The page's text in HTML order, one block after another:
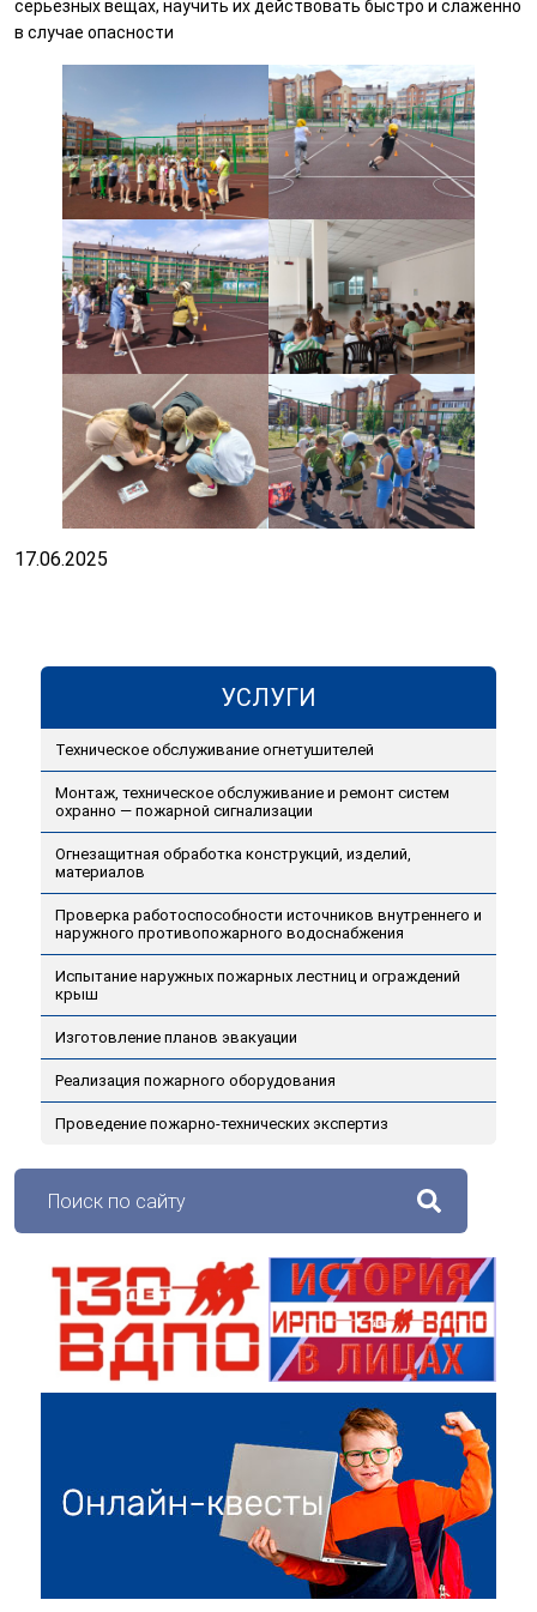
серьезных вещах, научить их действовать быстро и слаженно
в случае опасности
17.06.2025
УСЛУГИ
Техническое обслуживание огнетушителей
Монтаж, техническое обслуживание и ремонт систем
охранно — пожарной сигнализации
Огнезащитная обработка конструкций, изделий,
материалов
Проверка работоспособности источников внутреннего и
наружного противопожарного водоснабжения
Испытание наружных пожарных лестниц и ограждений
крыш
Изготовление планов эвакуации
Реализация пожарного оборудования
Проведение пожарно-технических экспертиз